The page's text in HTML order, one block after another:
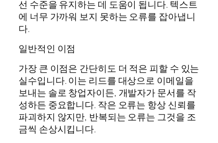
선 수준을 유지하는 데 도움이 됩니다. 텍스트
에 너무 가까워 보지 못하는 오류를 잡아냅니
다.
일반적인 이점
가장 큰 이점은 간단히도 더 적은 피할 수 있는
실수입니다. 이는 리드를 대상으로 이메일을
보내는 솔로 창업자이든, 개발자가 문서를 작
성하든 중요합니다. 작은 오류는 항상 신뢰를
파괴하지 않지만, 반복되는 오류는 그것을 조
금씩 손상시킵니다.